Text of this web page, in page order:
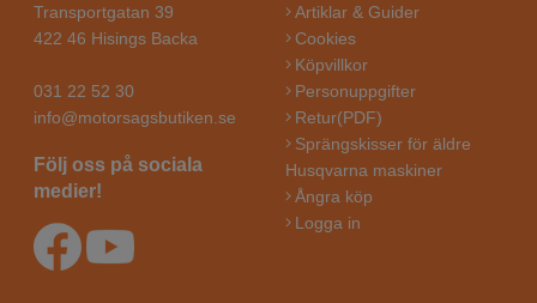
Transportgatan 39
422 46 Hisings Backa
031 22 52 30
info@motorsagsbutiken.se
Följ oss på sociala
medier!
Artiklar & Guider
Cookies
Köpvillkor
Personuppgifter
Retur(PDF)
Sprängskisser för äldre
Husqvarna maskiner
Ångra köp
Logga in